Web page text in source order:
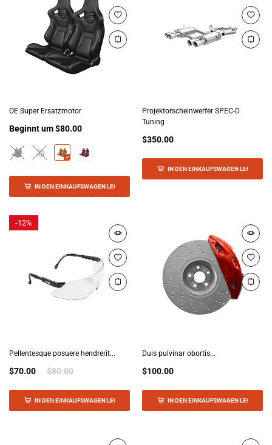
OE Super Ersatzmotor
Beginnt um$80.00
IN DEN EINKAUFSWAGEN LEGEN
Projektorscheinwerfer SPEC-D
Tuning
$350.00
IN DEN EINKAUFSWAGEN LEGEN
-12%
Pellentesque posuere hendrerit...
$70.00 $80.00
IN DEN EINKAUFSWAGEN LEGEN
Duis pulvinar obortis...
$100.00
IN DEN EINKAUFSWAGEN LEGEN